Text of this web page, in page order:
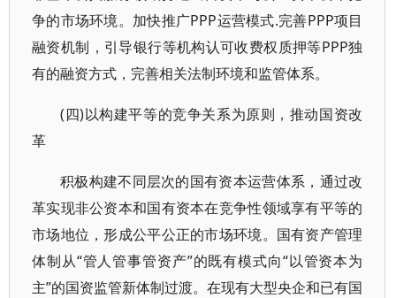
争的市场环境。加快推广PPP运营模式.完善PPP项目
融资机制，引导银行等机构认可收费权质押等PPP独
有的融资方式，完善相关法制环境和监管体系。
(四)以构建平等的竞争关系为原则，推动国资改
革
积极构建不同层次的国有资本运营体系，通过改
革实现非公资本和国有资本在竞争性领域享有平等的
市场地位，形成公平公正的市场环境。国有资产管理
体制从“管人管事管资产”的既有模式向“以管资本为
主”的国资监管新体制过渡。在现有大型央企和已有国